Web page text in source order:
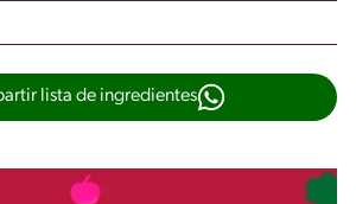
lista de ingredientes